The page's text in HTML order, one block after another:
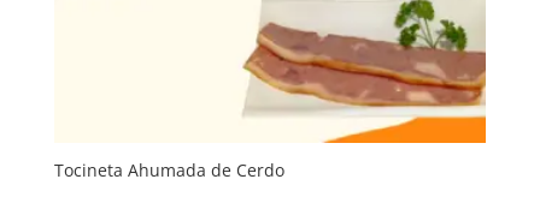
Tocineta Ahumada de Cerdo